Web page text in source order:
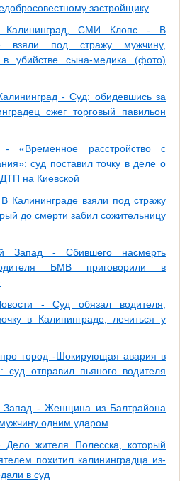
застройщику
СМИ Клопс - В
взяли под стражу мужчину,
в убийстве сына-медика (фото)
- Суд: обидевшись за
сжег торговый павильон
расстройство с
суд поставил точку в деле о
на Киевской
Калининграде взяли под стражу
до смерти забил сожительницу
Запад - Сбившего насмерть
БМВ приговорили в
- Суд обязал водителя,
в Калининграде, лечиться у
город -Шокирующая авария в
суд отправил пьяного водителя
- Женщина из Балтрайона
одним ударом
жителя Полесска, который
похитил калининградца из-
в суд